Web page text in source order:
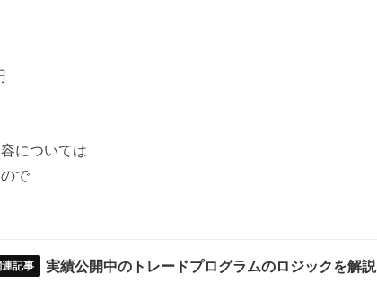
については
で
実績公開中のトレードプログラムのロジックを解説